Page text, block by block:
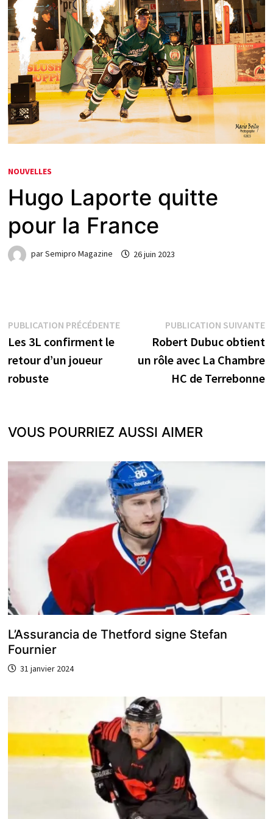
NOUVELLES
Hugo Laporte quitte
pour la France
parSemipro Magazine 26 juin 2023
Navigation
de
l’article
PUBLICATION PRÉCÉDENTEPublication
précédente :
Les 3L confirment le
retour d’un joueur
robuste
PUBLICATION SUIVANTE
Robert Dubuc obtient
un rôle avec La Chambre
HC de Terrebonne
VOUS POURRIEZ AUSSI AIMER
L’Assurancia de Thetford signe Stefan
Fournier
31 janvier 2024